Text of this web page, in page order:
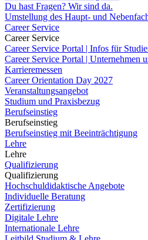
Du hast Fragen? Wir sind da.
Umstellung des Haupt- und
Career Service
Career Service
Career Service Portal | Infos für
Career Service Portal | Unternehmen
Karrieremessen
Career Orientation Day 2027
Veranstaltungsangebot
Studium und Praxisbezug
Berufseinstieg
Berufseinstieg
Berufseinstieg mit Beeinträchtigung
Lehre
Lehre
Qualifizierung
Qualifizierung
Hochschuldidaktische Angebote
Individuelle Beratung
Zertifizierung
Digitale Lehre
Internationale Lehre